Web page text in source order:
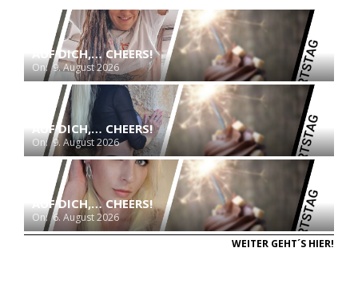
AUF DICH,… CHEERS!
On: 9. August 2026
AUF DICH,… CHEERS!
On: 9. August 2026
AUF DICH,… CHEERS!
On: 6. August 2026
WEITER GEHT´S HIER!